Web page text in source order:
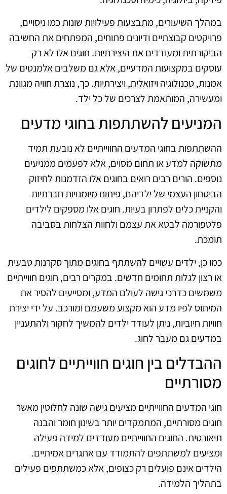
במהלך השיעורים, מתבצעות פעילויות שונות כמו ניסויים,
פרויקטים קבוצתיים ודיונים פתוחים, המפתחים את החשיבה
הביקורתית ומעודדים את היצירתיות. חוגים אלו לא רק
עוסקים במקצועות המדעיים, אלא גם משלבים אלמנטים של
אמנות, טכנולוגיה ויזואלית, ויצירתיות. כך, נוצרת חוויה מגוונת
ומעשירה, המותאמת לצרכים של כל ילד.
המניעים להשתתפות בחוגי מדעים
ההשתתפות בחוגי המדעים החווייתיים לא נובעת תמיד
מתשוקה למדע או תחום מסוים, אלא לפעמים ממניעים
נוספים. הורים רבים רואים בחוגים אלו הזדמנות לחיזוק
הביטחון העצמי של ילדיהם, פיתוח מיומנויות חברתיות
והקניית כלים לפתרון בעיות. חוגים אלו מספקים לילדים
פלטפורמה לבטא את עצמם ולחוות הצלחות בסביבה
תומכת.
כמו כן, ילדים עשויים להשתתף בחוגים מתוך סקרנות טבעית
או רצון לגלות תחומים חדשים. במקרים רבים, חוגים חווייתיים
משמשים כדרכי גישה לעולם המדע, ומסייעים להסיר את
המיתוס לפיו מדע הוא מקצוע משעמם ומורכב. על ידי יצירת
חוויות חיוביות, ניתן לעודד ילדים להמשיך לחקור ולהתעניין
במדעים גם מעבר לחוג.
ההבדלים בין חוגים חווייתיים לחוגים
מסורתיים
חוגי המדעים החווייתיים מציעים גישה שונה לחלוטין מאשר
חוגים מסורתיים, המתמקדים יותר בשינון חומר והבנה
תיאורטית. החוגים החווייתיים מעודדים למידה פעילה
ומציעים למשתתפים להתמודד עם אתגרים אמיתיים.
הילדים אינם פועלים רק כצופים, אלא כמשתתפים פעילים
בתהליך הלמידה.